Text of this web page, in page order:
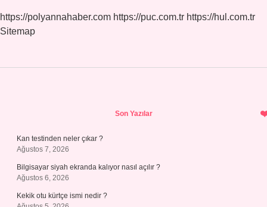
https://polyannahaber.com https://puc.com.tr https://hul.com.tr
Sitemap
Son Yazılar
Kan testinden neler çıkar ?
Ağustos 7, 2026
Bilgisayar siyah ekranda kalıyor nasıl açılır ?
Ağustos 6, 2026
Kekik otu kürtçe ismi nedir ?